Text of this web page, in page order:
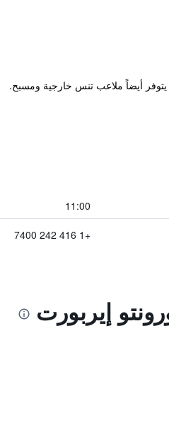
11:00
+1 416 242 7400
إيربورت